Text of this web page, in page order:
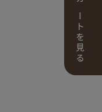
カートを見る